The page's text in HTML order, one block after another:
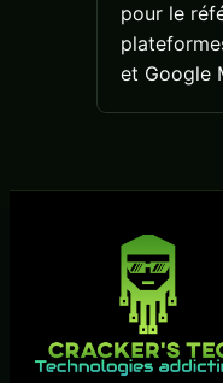
pour le
et Google